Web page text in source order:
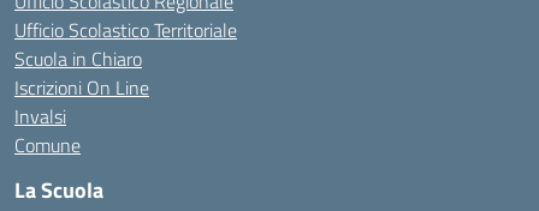
Ufficio Scolastico Territoriale
Scuola in Chiaro
Iscrizioni On Line
Invalsi
Comune
La Scuola